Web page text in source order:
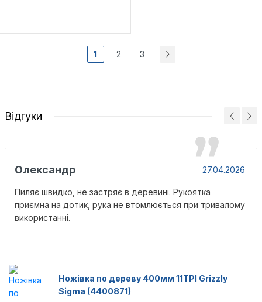
1 2 3
Відгуки
Олександр 27.04.2026
Пиляє швидко, не застряє в деревині. Рукоятка
приємна на дотик, рука не втомлюється при тривалому
використанні.
Ножівка по дереву 400мм 11TPI Grizzly
Sigma (4400871)